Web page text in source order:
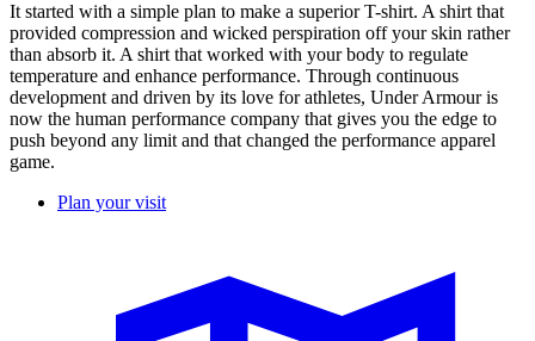
It started with a simple plan to make a superior T-shirt. A shirt that
provided compression and wicked perspiration off your skin rather
than absorb it. A shirt that worked with your body to regulate
temperature and enhance performance. Through continuous
development and driven by its love for athletes, Under Armour is
now the human performance company that gives you the edge to
push beyond any limit and that changed the performance apparel
game.
Plan your visit